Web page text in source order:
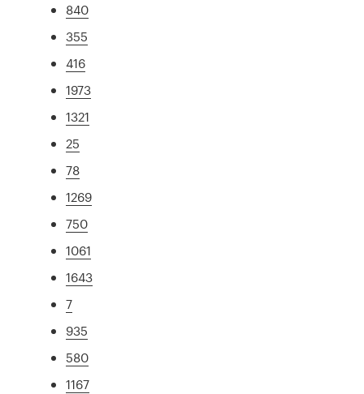
840
355
416
1973
1321
25
78
1269
750
1061
1643
7
935
580
1167